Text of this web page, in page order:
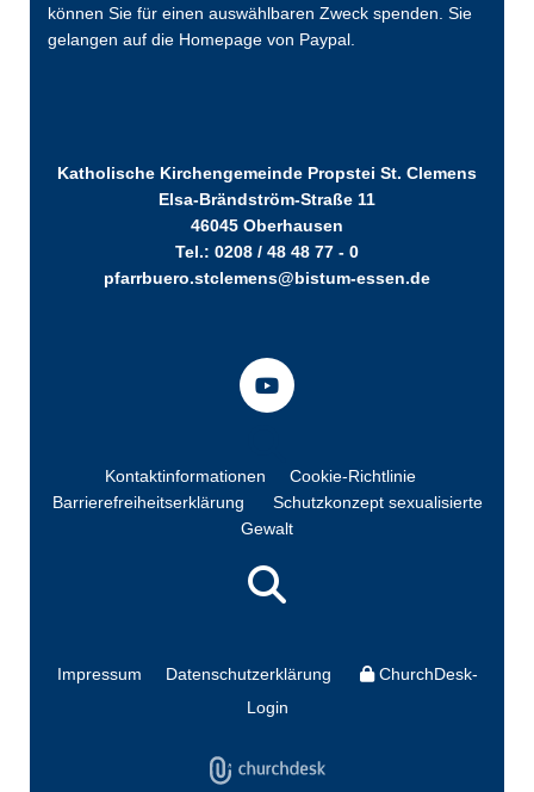
können Sie für einen auswählbaren Zweck spenden. Sie
gelangen auf die Homepage von Paypal.
Katholische Kirchengemeinde Propstei St. Clemens
Elsa-Brändström-Straße 11
46045 Oberhausen
Tel.: 0208 / 48 48 77 - 0
pfarrbuero.stclemens@bistum-essen.de
Kontaktinformationen
Cookie-Richtlinie
Barrierefreiheitserklärung
Schutzkonzept sexualisierte
Gewalt
Impressum Datenschutzerklärung
ChurchDesk-
Login